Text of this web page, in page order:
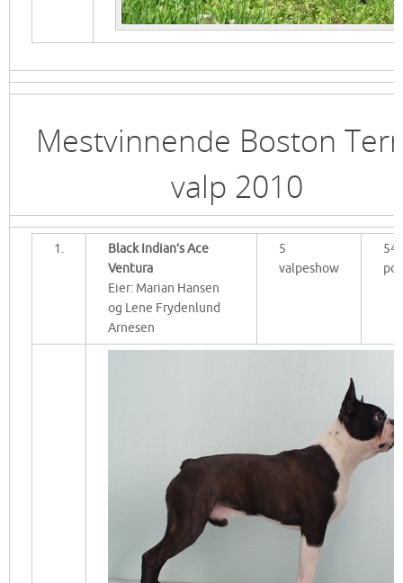
Mestvinnende Boston
valp 2010
1.
Black Indian’s Ace
Ventura
Eier: Marian Hansen
og Lene Frydenlund
Arnesen
5
valpeshow
54